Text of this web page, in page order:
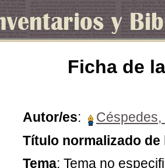
Ficha de
Autor/es:
Título normalizado de
Tema: Tema no